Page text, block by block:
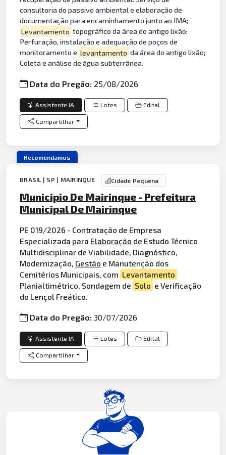
consultoria do passivo ambiental e elaboração de
documentação para encaminhamento junto ao IMA;
Levantamento topográfico da área do antigo lixão;
Perfuração, instalação e adequação de poços de
monitoramento e levantamento da área do antigo lixão;
Coleta e análise de água subterrânea.
Data do Pregão: 25/08/2026
Assistente IA Lotes Edital
Compartilhar
Recomendamos
BRASIL | SP | MAIRINQUE Cidade Pequena
Municipio De Mairinque - Prefeitura
Municipal De Mairinque
PE 019/2026 - Contratação de Empresa
Especializada para Elaboração de Estudo Técnico
Multidisciplinar de Viabilidade, Diagnóstico,
Modernização, Gestão e Manutenção dos
Cemitérios Municipais, com Levantamento
Planialtimétrico, Sondagem de Solo e Verificação
do Lençol Freático.
Data do Pregão:30/07/2026
Assistente IA Lotes Edital
Compartilhar